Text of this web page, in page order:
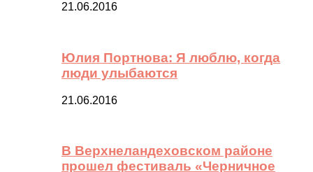
21.06.2016
Юлия Портнова: Я люблю, когда
люди улыбаются
21.06.2016
В Верхнеландеховском районе
прошел фестиваль «Черничное